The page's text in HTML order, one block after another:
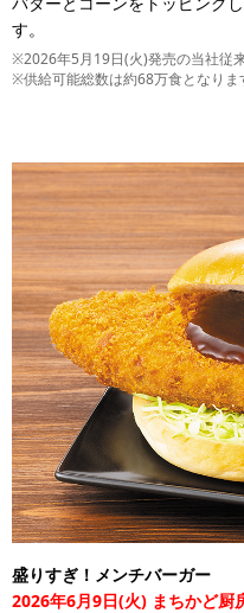
す。
※2026年5月19日(火)発売の当社従
※供給可能総数は約68万食となりま
盛りすぎ！メンチバーガー
2026年6月9日(火) まちかど厨